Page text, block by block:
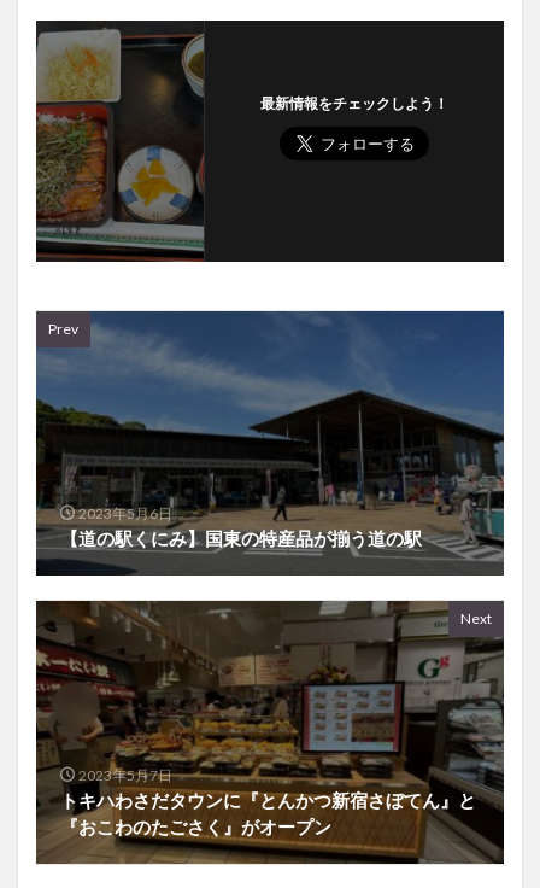
最新情報をチェックしよう！
Prev
2023年5月6日
【道の駅くにみ】国東の特産品が揃う道の駅
Next
2023年5月7日
トキハわさだタウンに『とんかつ新宿さぼてん』と
『おこわのたごさく』がオープン